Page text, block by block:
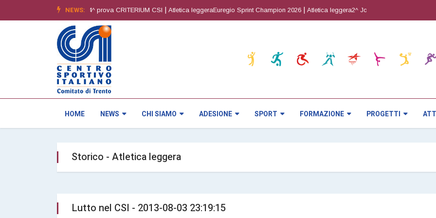
NEWS:
Orienteering4^ prova CRITERIUM CSI |Atletica leggeraEuregio Sprint Champion 2026 |Atletica leggera2^ Joy Cup Orienteering5^
HOME NEWS CHI SIAMO ADESIONE SPORT FORMAZIONE PROGETTI
Storico - Atletica leggera
Lutto nel CSI - 2013-08-03 23:19:15